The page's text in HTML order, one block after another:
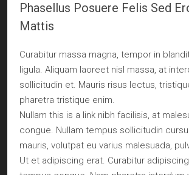
Phasellus Posuere Felis Sed
Mattis
Curabitur massa magna, tempor in
ligula. Aliquam laoreet nisl massa, at
sollicitudin et. Mauris risus lectus,
pharetra tristique enim.
Nullam this is a link nibh facilisis, at
congue. Nullam tempus sollicitudin
mauris, volutpat eu varius malesuada,
Ut et adipiscing erat. Curabitur